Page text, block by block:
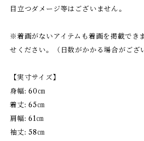
目立つダメージ等はございません。
※着画がないアイテムも着画を掲載でき
せください。（日数がかかる場合がござ
【実寸サイズ】
身幅: 60㎝
着丈: 65㎝
肩幅: 61㎝
袖丈: 58㎝